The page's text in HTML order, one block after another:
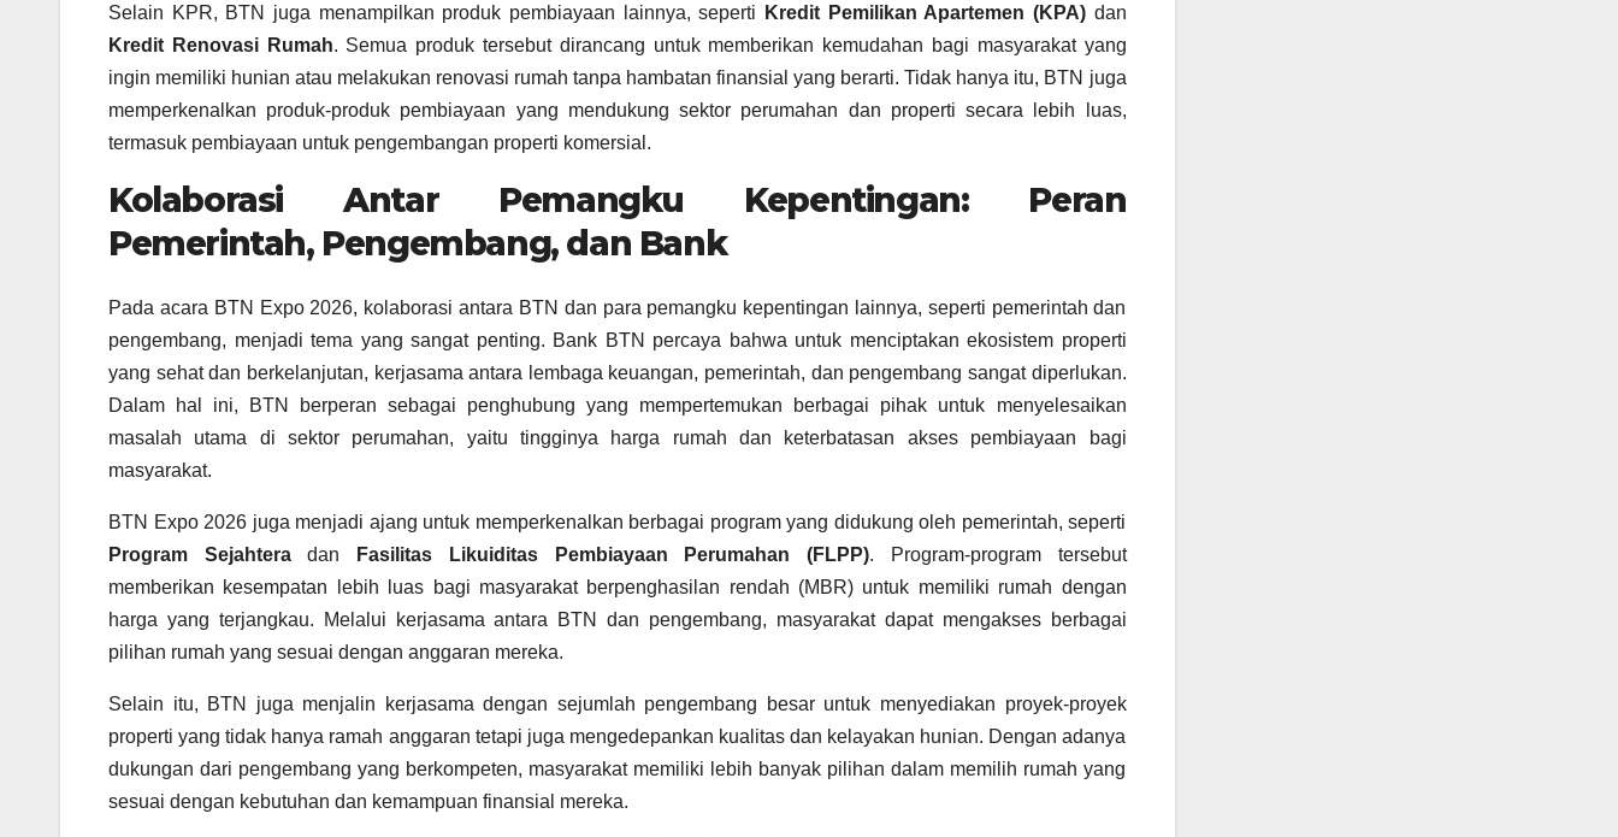
Selain KPR, BTN juga menampilkan produk pembiayaan lainnya, seperti Kredit Pemilikan Apartemen (KPA)dan
Kredit Renovasi Rumah. Semua produk tersebut dirancang untuk memberikan kemudahan bagi masyarakat yang
ingin memiliki hunian atau melakukan renovasi rumah tanpa hambatan finansial yang berarti. Tidak hanya itu, BTN juga
memperkenalkan produk-produk pembiayaan yang mendukung sektor perumahan dan properti secara lebih luas,
termasuk pembiayaan untuk pengembangan properti komersial.
Kolaborasi Antar Pemangku Kepentingan: Peran
Pemerintah, Pengembang, dan Bank
Pada acara BTN Expo 2026, kolaborasi antara BTN dan para pemangku kepentingan lainnya, seperti pemerintah dan
pengembang, menjadi tema yang sangat penting. Bank BTN percaya bahwa untuk menciptakan ekosistem properti
yang sehat dan berkelanjutan, kerjasama antara lembaga keuangan, pemerintah, dan pengembang sangat diperlukan.
Dalam hal ini, BTN berperan sebagai penghubung yang mempertemukan berbagai pihak untuk menyelesaikan
masalah utama di sektor perumahan, yaitu tingginya harga rumah dan keterbatasan akses pembiayaan bagi
masyarakat.
BTN Expo 2026 juga menjadi ajang untuk memperkenalkan berbagai program yang didukung oleh pemerintah, seperti
Program Sejahteradan Fasilitas Likuiditas Pembiayaan Perumahan (FLPP). Program-program tersebut
memberikan kesempatan lebih luas bagi masyarakat berpenghasilan rendah (MBR) untuk memiliki rumah dengan
harga yang terjangkau. Melalui kerjasama antara BTN dan pengembang, masyarakat dapat mengakses berbagai
pilihan rumah yang sesuai dengan anggaran mereka.
Selain itu, BTN juga menjalin kerjasama dengan sejumlah pengembang besar untuk menyediakan proyek-proyek
properti yang tidak hanya ramah anggaran tetapi juga mengedepankan kualitas dan kelayakan hunian. Dengan adanya
dukungan dari pengembang yang berkompeten, masyarakat memiliki lebih banyak pilihan dalam memilih rumah yang
sesuai dengan kebutuhan dan kemampuan finansial mereka.